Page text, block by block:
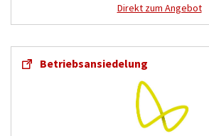
Direkt zum Angebot
Betriebsansiedelung